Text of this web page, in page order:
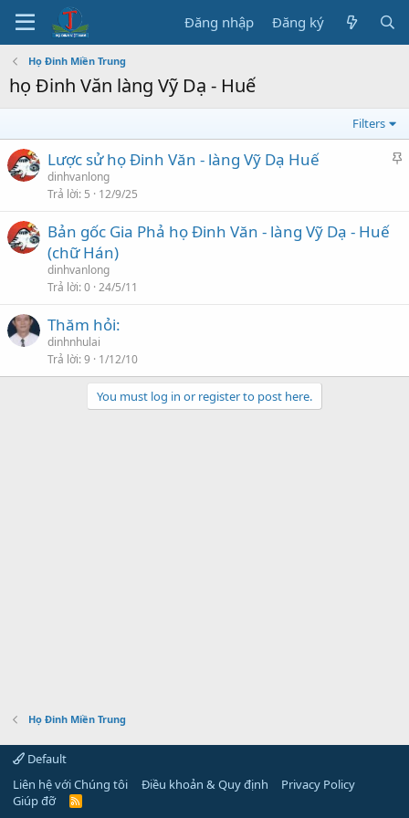
Đăng nhập Đăng ký
Họ Đinh Miền Trung
họ Đinh Văn làng Vỹ Dạ - Huế
Filters
C
Lược sử họ Đinh Văn - làng Vỹ Dạ Huế
dinhvanlong
Trả lời 5 12/9/25
Bản gốc Gia Phả họ Đinh Văn - làng Vỹ Dạ - Huế
(chữ Hán)
dinhvanlong
Trả lời 0 24/5/11
Thăm hỏi:
dinhnhulai
Trả lời 9 1/12/10
You must log in or register to post here.
Họ Đinh Miền Trung
Default
Liên hệ với Chúng tôi
Điều khoản & Quy định
Privacy Policy
Giúp đỡ
R